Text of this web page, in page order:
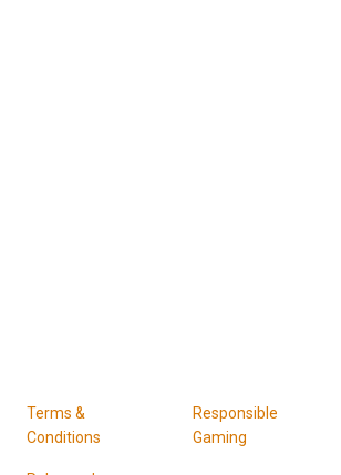
Terms &
Conditions
Responsible
Gaming